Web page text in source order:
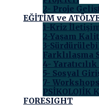
2- Proje
EĞİTİM ve
1-Kriz
2-Yaşam
3-
Farklılaşma
4-
5- Sosyal
7- Workshops
PSİKOLOJİK
FORESIGHT